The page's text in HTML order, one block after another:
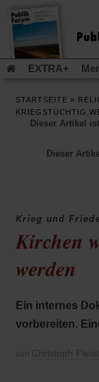
EXTRA+
Aufstehen &
EXTRA
Edition
Krieg und Frieden
Flucht und
Podcast
STARTSEITE »
KRIEGSTÜCHTIG
Dieser Artikel
Dieser
Krieg und
Kirchen
werden
Ein internes
vorbereiten.
von Christoph